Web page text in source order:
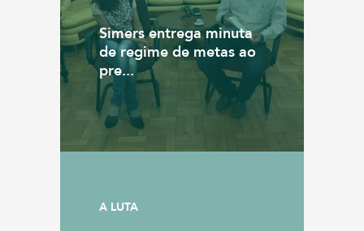
Simers entrega minuta
de regime de metas ao
pre...
A LUTA